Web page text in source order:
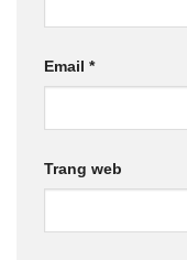
Email *
Trang web